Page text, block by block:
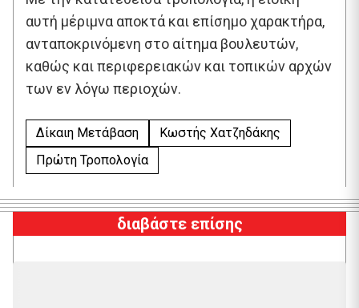
αυτή μέριμνα αποκτά και επίσημο χαρακτήρα,
ανταποκρινόμενη στο αίτημα βουλευτών,
καθώς και περιφερειακών και τοπικών αρχών
των εν λόγω περιοχών.
Δίκαιη Μετάβαση
Κωστής Χατζηδάκης
Πρώτη Τροπολογία
διαβάστε επίσης